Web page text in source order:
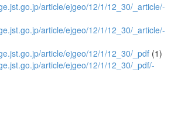
article/ejgeo/12/1/12_30/_article/-
article/ejgeo/12/1/12_30/_article/-
article/ejgeo/12/1/12_30/_pdf (1)
article/ejgeo/12/1/12_30/_pdf/-